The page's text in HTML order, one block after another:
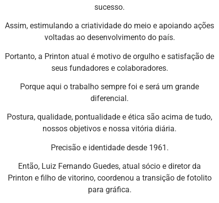
sucesso.
Assim, estimulando a criatividade do meio e apoiando ações
voltadas ao desenvolvimento do país.
Portanto, a Printon atual é motivo de orgulho e satisfação de
seus fundadores e colaboradores.
Porque aqui o trabalho sempre foi e será um grande
diferencial.
Postura, qualidade, pontualidade e ética são acima de tudo,
nossos objetivos e nossa vitória diária.
Precisão e identidade desde 1961.
Então, Luiz Fernando Guedes, atual sócio e diretor da
Printon e filho de vitorino, coordenou a transição de fotolito
para gráfica.